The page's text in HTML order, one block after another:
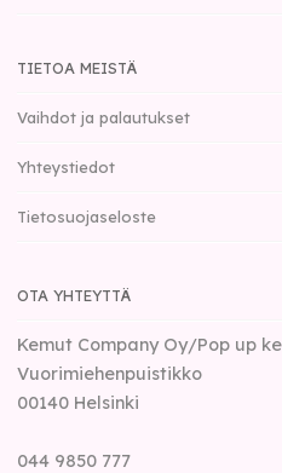
TIETOA MEISTÄ
Vaihdot ja palautukset
Yhteystiedot
Tietosuojaseloste
OTA YHTEYTTÄ
Kemut Company Oy/Pop up
Vuorimiehenpuistikko
00140 Helsinki
044 9850 777